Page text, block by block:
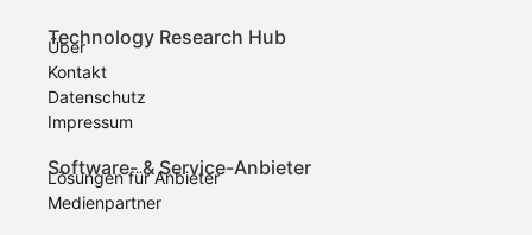
Technology Research Hub
Über
Kontakt
Datenschutz
Impressum
Software- & Service-Anbieter
Lösungen für Anbieter
Medienpartner